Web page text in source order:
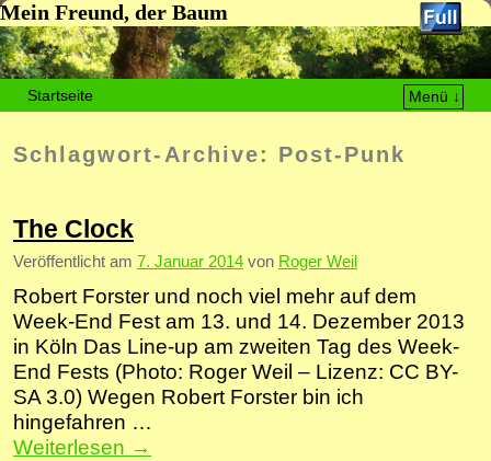
Mein Freund, der Baum
Startseite
Menü ↓
Schlagwort-Archive: Post-Punk
The Clock
Veröffentlicht am 7. Januar 2014 von Roger Weil
Robert Forster und noch viel mehr auf dem
Week-End Fest am 13. und 14. Dezember 2013
in Köln Das Line-up am zweiten Tag des Week-
End Fests (Photo: Roger Weil – Lizenz: CC BY-
SA 3.0) Wegen Robert Forster bin ich
hingefahren …
Weiterlesen →